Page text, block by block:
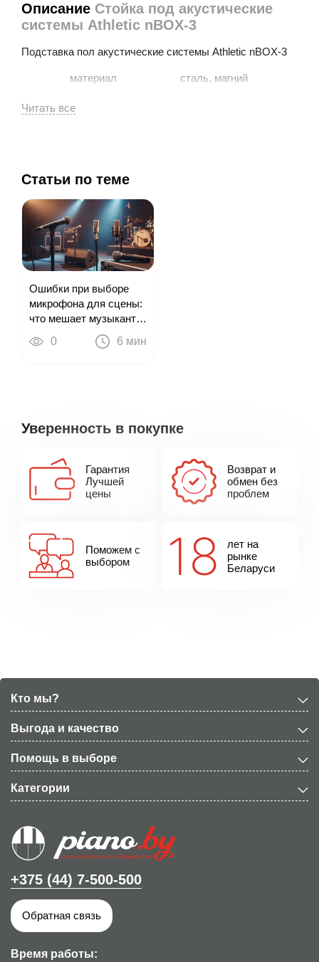
Описание Стойка под акустические
системы Athletic nBOX-3
Подставка пол акустические системы Athletic nBOX-3
материал
сталь, магний
диаметр основания
страна производитель
Статьи по теме
Ошибки при выборе
микрофона для сцены:
что мешает музыканту
звучать уверенно
0 6 мин
Уверенность в покупке
Гарантия
Лучшей
цены
Возврат и
обмен без
проблем
Поможем с
выбором
лет на
рынке
Беларуси
Кто мы?
Выгода и качество
Помощь в выборе
Категории
+375 (44) 7-500-500
Обратная связь
Время работы: